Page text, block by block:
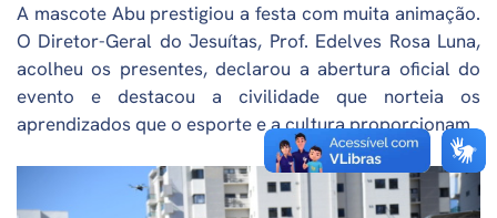
A mascote Abu prestigiou a festa com muita animação.
O Diretor-Geral do Jesuítas, Prof. Edelves Rosa Luna,
acolheu os presentes, declarou a abertura oficial do
evento e destacou a civilidade que norteia os
aprendizados que o esporte e a cultura proporcionam.